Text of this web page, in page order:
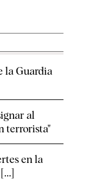
la Guardia
al
terrorista"
en la